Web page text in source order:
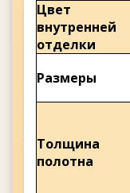
Цвет
внутренней
отделки
Размеры
Толщина
полотна